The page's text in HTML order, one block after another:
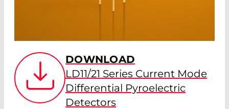
DOWNLOAD
LD11/21 Series Current Mode
Differential Pyroelectric
Detectors